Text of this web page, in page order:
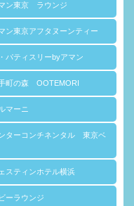
ン東京 ラウンジ
ン東京アフタヌーンティー
パティスリーbyアマン
町の森 OOTEMORI
マーニ
ターコンチネンタル 東京ベ
スティンホテル横浜
ーラウンジ